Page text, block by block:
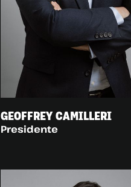
GEOFFREY CAMILLERI
Presidente